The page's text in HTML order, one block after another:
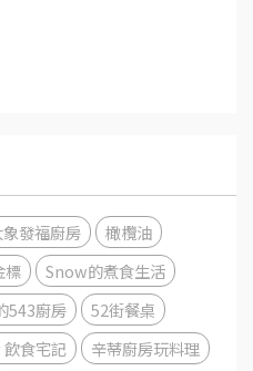
象發福廚房
橄欖油
標
Snow的煮食生活
543廚房
52街餐桌
食宅記
辛蒂廚房玩料理